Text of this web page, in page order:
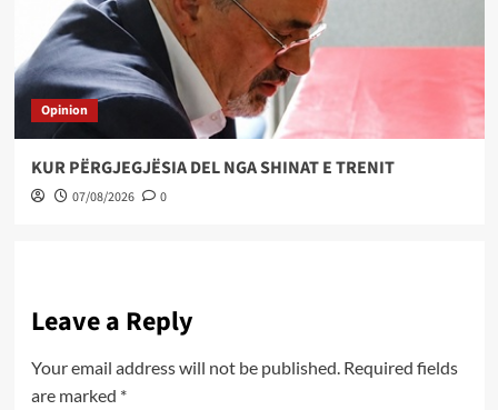
Opinion
KUR PËRGJEGJËSIA DEL NGA SHINAT E TRENIT
07/08/2026 0
Leave a Reply
Your email address will not be published. Required fields
are marked *